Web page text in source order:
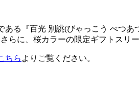
ある『百光 別誂(びゃっこう べつ
に、桜カラーの限定ギフトスリ
ちら よりご覧ください。